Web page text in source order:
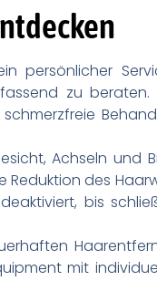
persönlicher
zu beraten.
Achseln und
Reduktion des
bis
mit